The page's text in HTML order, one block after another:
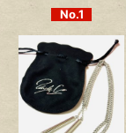
No.1